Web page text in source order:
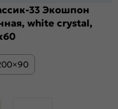
33 Экошпон
white сrystal,